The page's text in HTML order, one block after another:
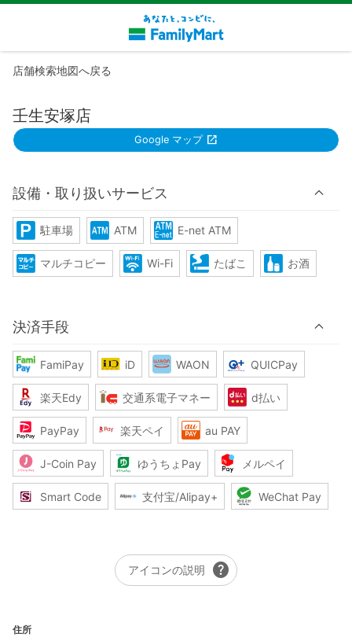
店舗検索地図へ戻る
壬生安塚店
Google マップ
設備・取り扱いサービス
駐車場 ATM E-net ATM
マルチコピー Wi-Fi たばこ お酒
決済手段
FamiPay iD WAON QUICPay
楽天Edy 交通系電子マネー d払い
PayPay 楽天ペイ au PAY
J-Coin Pay ゆうちょPay メルペイ
Smart Code 支付宝/Alipay+ WeChat Pay
アイコンの説明 help
住所